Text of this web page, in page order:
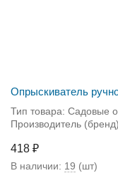
Опрыскиватель
Тип товара: Садовые
Производитель
418 ₽
В наличии: 19 (шт)